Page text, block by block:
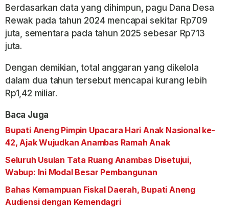
Berdasarkan data yang dihimpun, pagu Dana Desa
Rewak pada tahun 2024 mencapai sekitar Rp709
juta, sementara pada tahun 2025 sebesar Rp713
juta.
Dengan demikian, total anggaran yang dikelola
dalam dua tahun tersebut mencapai kurang lebih
Rp1,42 miliar.
Baca Juga
Bupati Aneng Pimpin Upacara Hari Anak Nasional ke-
42, Ajak Wujudkan Anambas Ramah Anak
Seluruh Usulan Tata Ruang Anambas Disetujui,
Wabup: Ini Modal Besar Pembangunan
Bahas Kemampuan Fiskal Daerah, Bupati Aneng
Audiensi dengan Kemendagri